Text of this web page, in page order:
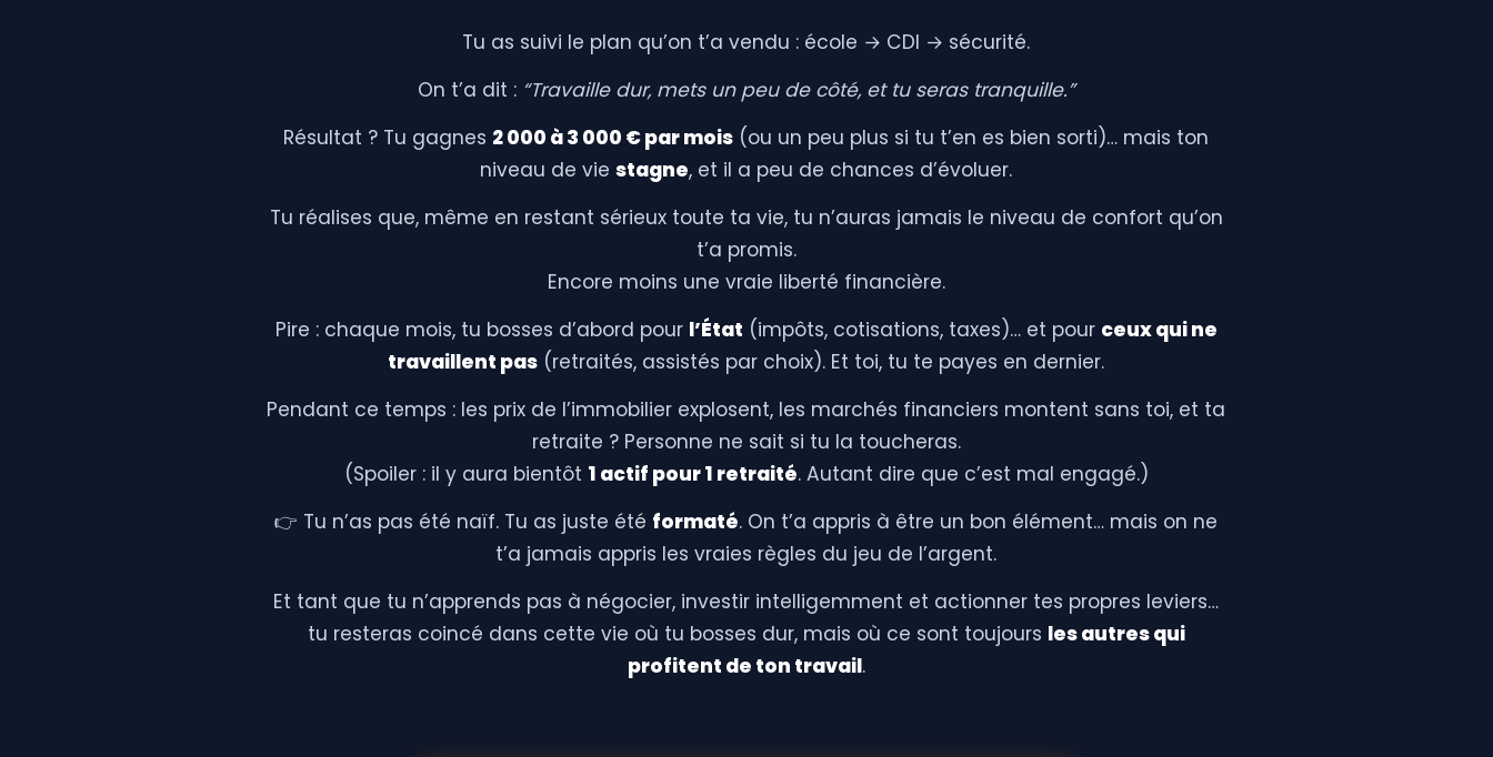
Tu as suivi le plan qu’on t’a vendu : école → CDI → sécurité.
On t’a dit : “Travaille dur, mets un peu de côté, et tu seras tranquille.”
Résultat ? Tu gagnes 2 000 à 3 000 € par mois (ou un peu plus si tu t’en es bien sorti)… mais ton
niveau de viestagne, et il a peu de chances d’évoluer.
Tu réalises que, même en restant sérieux toute ta vie, tu n’auras jamais le niveau de confort qu’on
t’a promis.
Encore moins une vraie liberté financière.
Pire : chaque mois, tu bosses d’abord pour l’État (impôts, cotisations, taxes)… et pour ceux qui ne
travaillent pas (retraités, assistés par choix). Et toi, tu te payes en dernier.
Pendant ce temps : les prix de l’immobilier explosent, les marchés financiers montent sans toi, et ta
retraite ? Personne ne sait si tu la toucheras.
(Spoiler : il y aura bientôt 1 actif pour 1 retraité. Autant dire que c’est mal engagé.)
👉 Tu n’as pas été naïf. Tu as juste été formaté. On t’a appris à être un bon élément… mais on ne
t’a jamais appris les vraies règles du jeu de l’argent.
Et tant que tu n’apprends pas à négocier, investir intelligemment et actionner tes propres leviers…
tu resteras coincé dans cette vie où tu bosses dur, mais où ce sont toujours les autres qui
profitent de ton travail.